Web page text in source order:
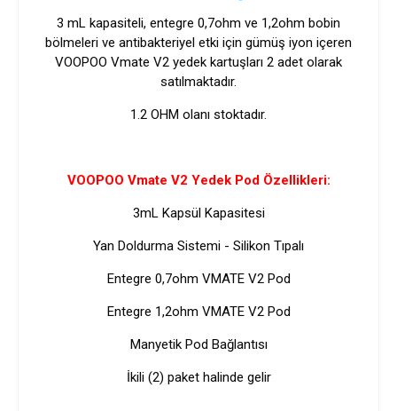
3 mL kapasiteli, entegre 0,7ohm ve 1,2ohm bobin
bölmeleri ve antibakteriyel etki için gümüş iyon içeren
VOOPOO Vmate V2 yedek kartuşları 2 adet olarak
satılmaktadır.
1.2 OHM olanı stoktadır.
VOOPOO Vmate V2 Yedek Pod Özellikleri:
3mL Kapsül Kapasitesi
Yan Doldurma Sistemi - Silikon Tıpalı
Entegre 0,7ohm VMATE V2 Pod
Entegre 1,2ohm VMATE V2 Pod
Manyetik Pod Bağlantısı
İkili (2) paket halinde gelir